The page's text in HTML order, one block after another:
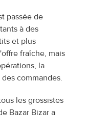
passée de
à des
et plus
fraîche, mais
la
commandes.
les grossistes
Bazar Bizar a